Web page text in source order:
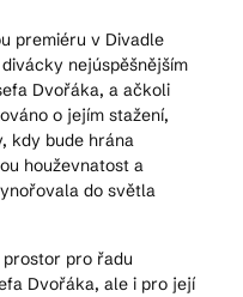
premiéru v Divadle
nejúspěšnějším
Dvořáka, a ačkoli
o jejím stažení,
kdy bude hrána
houževnatost a
do světla
pro řadu
Dvořáka, ale i pro její